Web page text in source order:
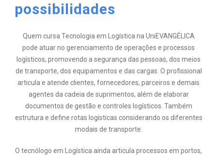
possibilidades
Quem cursa Tecnologia em Logística na UniEVANGÉLICA
pode atuar no gerenciamento de operações e processos
logísticos, promovendo a segurança das pessoas, dos meios
de transporte, dos equipamentos e das cargas. O profissional
articula e atende clientes, fornecedores, parceiros e demais
agentes da cadeia de suprimentos, além de elaborar
documentos de gestão e controles logísticos. Também
estrutura e define rotas logísticas considerando os diferentes
modais de transporte.
O tecnólogo em Logística ainda articula processos em portos,